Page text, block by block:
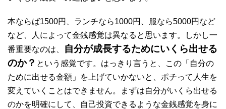
本ならば1500円、ランチなら1000円、服なら5000円など
など、人によって金銭感覚は異なると思います。しかし一
番重要なのは、
自分が成長するためにいくら出せる
のか？ という感覚です。はっきり言うと、この「自分の
ために出せる金額」を上げていかないと、ポチって人生を
変えていくことはできません。まずは自分がいくら出せる
のかを明確にして、自己投資できるような金銭感覚を身に